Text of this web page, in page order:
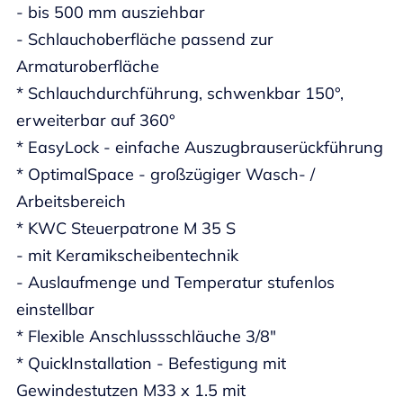
- bis 500 mm ausziehbar
- Schlauchoberfläche passend zur
Armaturoberfläche
* Schlauchdurchführung, schwenkbar 150°,
erweiterbar auf 360°
* EasyLock - einfache Auszugbrauserückführung
* OptimalSpace - großzügiger Wasch- /
Arbeitsbereich
* KWC Steuerpatrone M 35 S
- mit Keramikscheibentechnik
- Auslaufmenge und Temperatur stufenlos
einstellbar
* Flexible Anschlussschläuche 3/8"
* QuickInstallation - Befestigung mit
Gewindestutzen M33 x 1.5 mit